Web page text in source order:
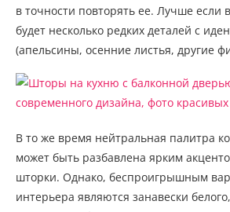
в точности повторять ее. Лучше если
будет несколько редких деталей с
(апельсины, осенние листья, другие
В то же время нейтральная палитра
может быть разбавлена ярким
шторки. Однако, беспроигрышным
интерьера являются занавески